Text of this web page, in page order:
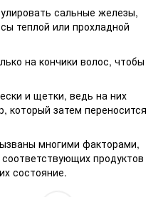
сальные железы,
теплой или прохладной
на кончики волос, чтобы
и щетки, ведь на них
который затем переносится
многими факторами,
продуктов
состояние.